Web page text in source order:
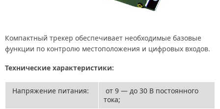
Компактный трекер обеспечивает необходимые базовые
функции по контролю местоположения и цифровых входов.
Технические характеристики:
Напряжение питания:
от 9 — до 30 В постоянного
тока;